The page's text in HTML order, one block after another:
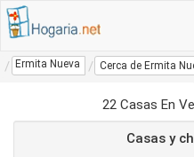
Ermita Nueva Cerca de Ermita
22 Casas En
Casas y